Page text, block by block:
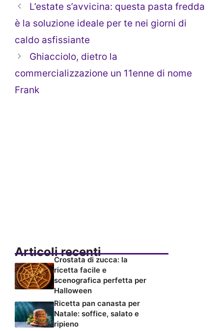
L’estate s’avvicina: questa pasta fredda
è la soluzione ideale per te nei giorni di
caldo asfissiante
Ghiacciolo, dietro la
commercializzazione un 11enne di nome
Frank
Articoli recenti
Crostata di zucca: la
ricetta facile e
scenografica perfetta per
Halloween
Ricetta pan canasta per
Natale: soffice, salato e
ripieno